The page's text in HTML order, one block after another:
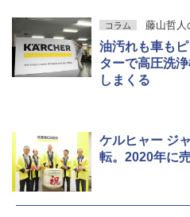
コラム 藤山哲人
油汚れも車も
ターで高圧洗
しまくる
ケルヒャー ジ
転。2020年に